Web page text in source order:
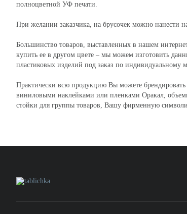
полноцветной УФ печати.
При желании заказчика, на брусочек можно нанести
Большинство товаров, выставленных в нашем
купить ее в другом цвете – мы можем изготовить
пластиковых изделий под заказ по индивидуальному
Практически всю продукцию Вы можете
виниловыми наклейками или пленками Оракал,
стойки для группы товаров, Вашу фирменную